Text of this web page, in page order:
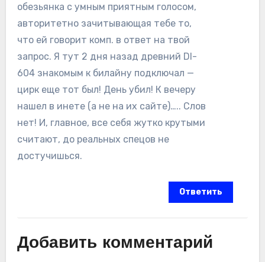
обезьянка с умным приятным голосом,
авторитетно зачитывающая тебе то,
что ей говорит комп. в ответ на твой
запрос. Я тут 2 дня назад древний DI-
604 знакомым к билайну подключал —
цирк еще тот был! День убил! К вечеру
нашел в инете (а не на их сайте)….. Слов
нет! И, главное, все себя жутко крутыми
считают, до реальных спецов не
достучишься.
Ответить
Добавить комментарий